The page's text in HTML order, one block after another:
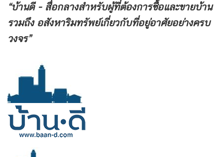
“บ้านดี - สื่อกลางสำหรับผู้ที่ต้องการซื้อและขายบ้าน
รวมถึง อสังหาริมทรัพย์เกี่ยวกับที่อยู่อาศัยอย่างครบ
วงจร”